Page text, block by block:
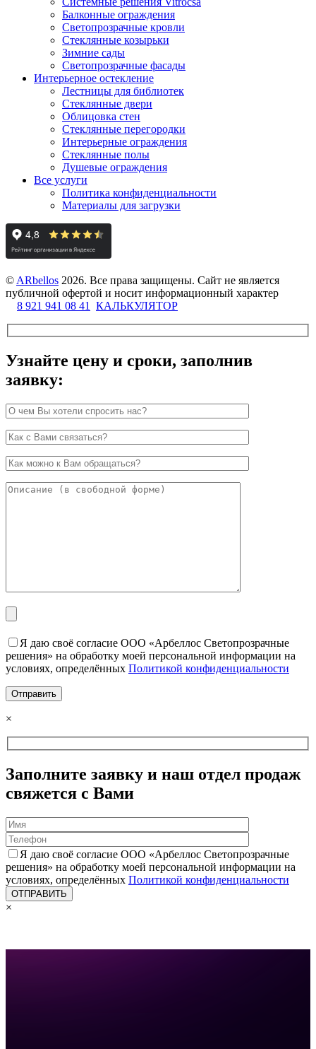
Балконные ограждения
Светопрозрачные кровли
Стеклянные козырьки
Зимние сады
Светопрозрачные фасады
Интерьерное остекление
Лестницы для библиотек
Стеклянные двери
Облицовка стен
Стеклянные перегородки
Интерьерные ограждения
Стеклянные полы
Душевые ограждения
Все услуги
Политика конфиденциальности
Материалы для загрузки
© ARbellos 2026. Все права защищены. Сайт не является
публичной офертой и носит информационный характер
8 921 941 08 41
КАЛЬКУЛЯТОР
Узнайте цену и сроки, заполнив
заявку:
Я даю своё согласие ООО «Арбеллос Светопрозрачные
решения» на обработку моей персональной информации на
условиях, определённых Политикой конфиденциальности
×
Заполните заявку и наш отдел продаж
свяжется с Вами
Я даю своё согласие ООО «Арбеллос Светопрозрачные
решения» на обработку моей персональной информации на
условиях, определённых Политикой конфиденциальности
×